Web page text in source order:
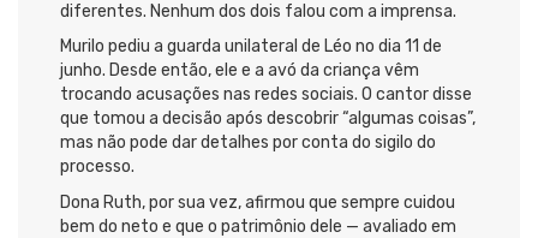
diferentes. Nenhum dos dois falou com a imprensa.
Murilo pediu a guarda unilateral de Léo no dia 11 de
junho. Desde então, ele e a avó da criança vêm
trocando acusações nas redes sociais. O cantor disse
que tomou a decisão após descobrir “algumas coisas”,
mas não pode dar detalhes por conta do sigilo do
processo.
Dona Ruth, por sua vez, afirmou que sempre cuidou
bem do neto e que o patrimônio dele — avaliado em